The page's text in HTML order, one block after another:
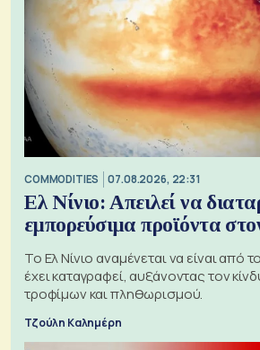
COMMODITIES 07.08.2026, 22:31
Ελ Νίνιο: Απειλεί να
εμπορεύσιμα προϊόντα
Το Ελ Νίνιο αναμένεται να είναι από
έχει καταγραφεί, αυξάνοντας τον
τροφίμων και πληθωρισμού.
Τζούλη Καλημέρη